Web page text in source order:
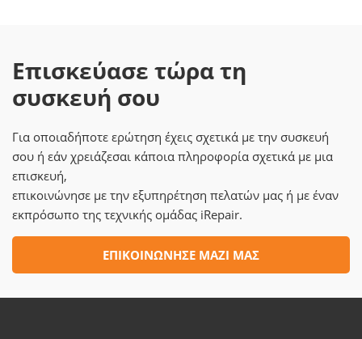
Επισκεύασε τώρα τη
συσκευή σου
Για οποιαδήποτε ερώτηση έχεις σχετικά με την συσκευή
σου ή εάν χρειάζεσαι κάποια πληροφορία σχετικά με μια
επισκευή,
επικοινώνησε με την εξυπηρέτηση πελατών μας ή με έναν
εκπρόσωπο της τεχνικής ομάδας iRepair.
ΕΠΙΚΟΙΝΩΝΗΣΕ ΜΑΖΙ ΜΑΣ